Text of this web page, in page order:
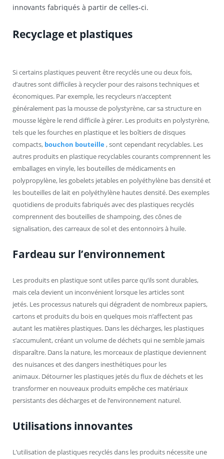
innovants fabriqués à partir de celles-ci.
Recyclage et plastiques
Si certains plastiques peuvent être recyclés une ou deux fois,
d’autres sont difficiles à recycler pour des raisons techniques et
économiques. Par exemple, les recycleurs n’acceptent
généralement pas la mousse de polystyrène, car sa structure en
mousse légère le rend difficile à gérer. Les produits en polystyrène,
tels que les fourches en plastique et les boîtiers de disques
compacts, bouchon bouteille , sont cependant recyclables. Les
autres produits en plastique recyclables courants comprennent les
emballages en vinyle, les bouteilles de médicaments en
polypropylène, les gobelets jetables en polyéthylène bas densité et
les bouteilles de lait en polyéthylène hautes densité. Des exemples
quotidiens de produits fabriqués avec des plastiques recyclés
comprennent des bouteilles de shampoing, des cônes de
signalisation, des carreaux de sol et des entonnoirs à huile.
Fardeau sur l’environnement
Les produits en plastique sont utiles parce qu’ils sont durables,
mais cela devient un inconvénient lorsque les articles sont
jetés. Les processus naturels qui dégradent de nombreux papiers,
cartons et produits du bois en quelques mois n’affectent pas
autant les matières plastiques. Dans les décharges, les plastiques
s’accumulent, créant un volume de déchets qui ne semble jamais
disparaître. Dans la nature, les morceaux de plastique deviennent
des nuisances et des dangers inesthétiques pour les
animaux. Détourner les plastiques jetés du flux de déchets et les
transformer en nouveaux produits empêche ces matériaux
persistants des décharges et de l’environnement naturel.
Utilisations innovantes
L’utilisation de plastiques recyclés dans les produits nécessite une